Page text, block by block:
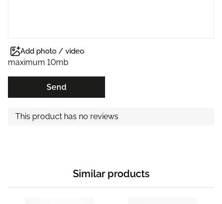
Add photo / video
maximum 10mb
Send
This product has no reviews
Similar products